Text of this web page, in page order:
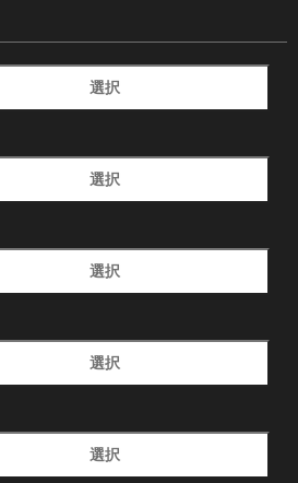
選択
選択
選択
選択
選択